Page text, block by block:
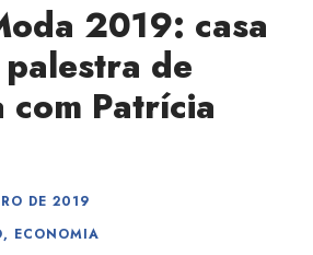
2019: casa
de
Patrícia
DE 2019
, ECONOMIA